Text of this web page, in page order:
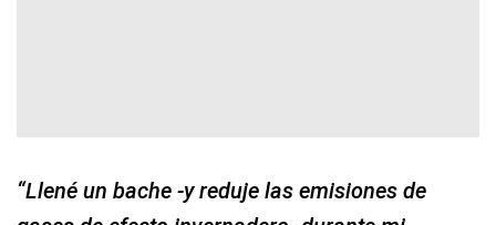
“Llené un bache -y reduje las emisiones de